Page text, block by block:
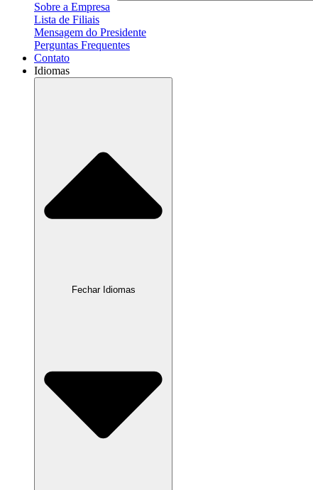
Sobre a Empresa
Lista de Filiais
Mensagem do Presidente
Perguntas Frequentes
Contato
Idiomas
Fechar Idiomas